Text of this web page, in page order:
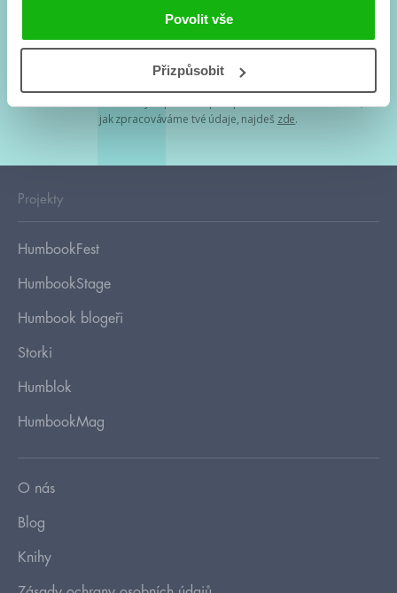
Povolit vše
Přizpůsobit
Tvá e-mailová adresa je u nás v bezpečí. Přečti si
jak zpracováváme tvé údaje, najdeš zde.
Projekty
HumbookFest
HumbookStage
Humbook blogeři
Storki
Humblok
HumbookMag
O nás
Blog
Knihy